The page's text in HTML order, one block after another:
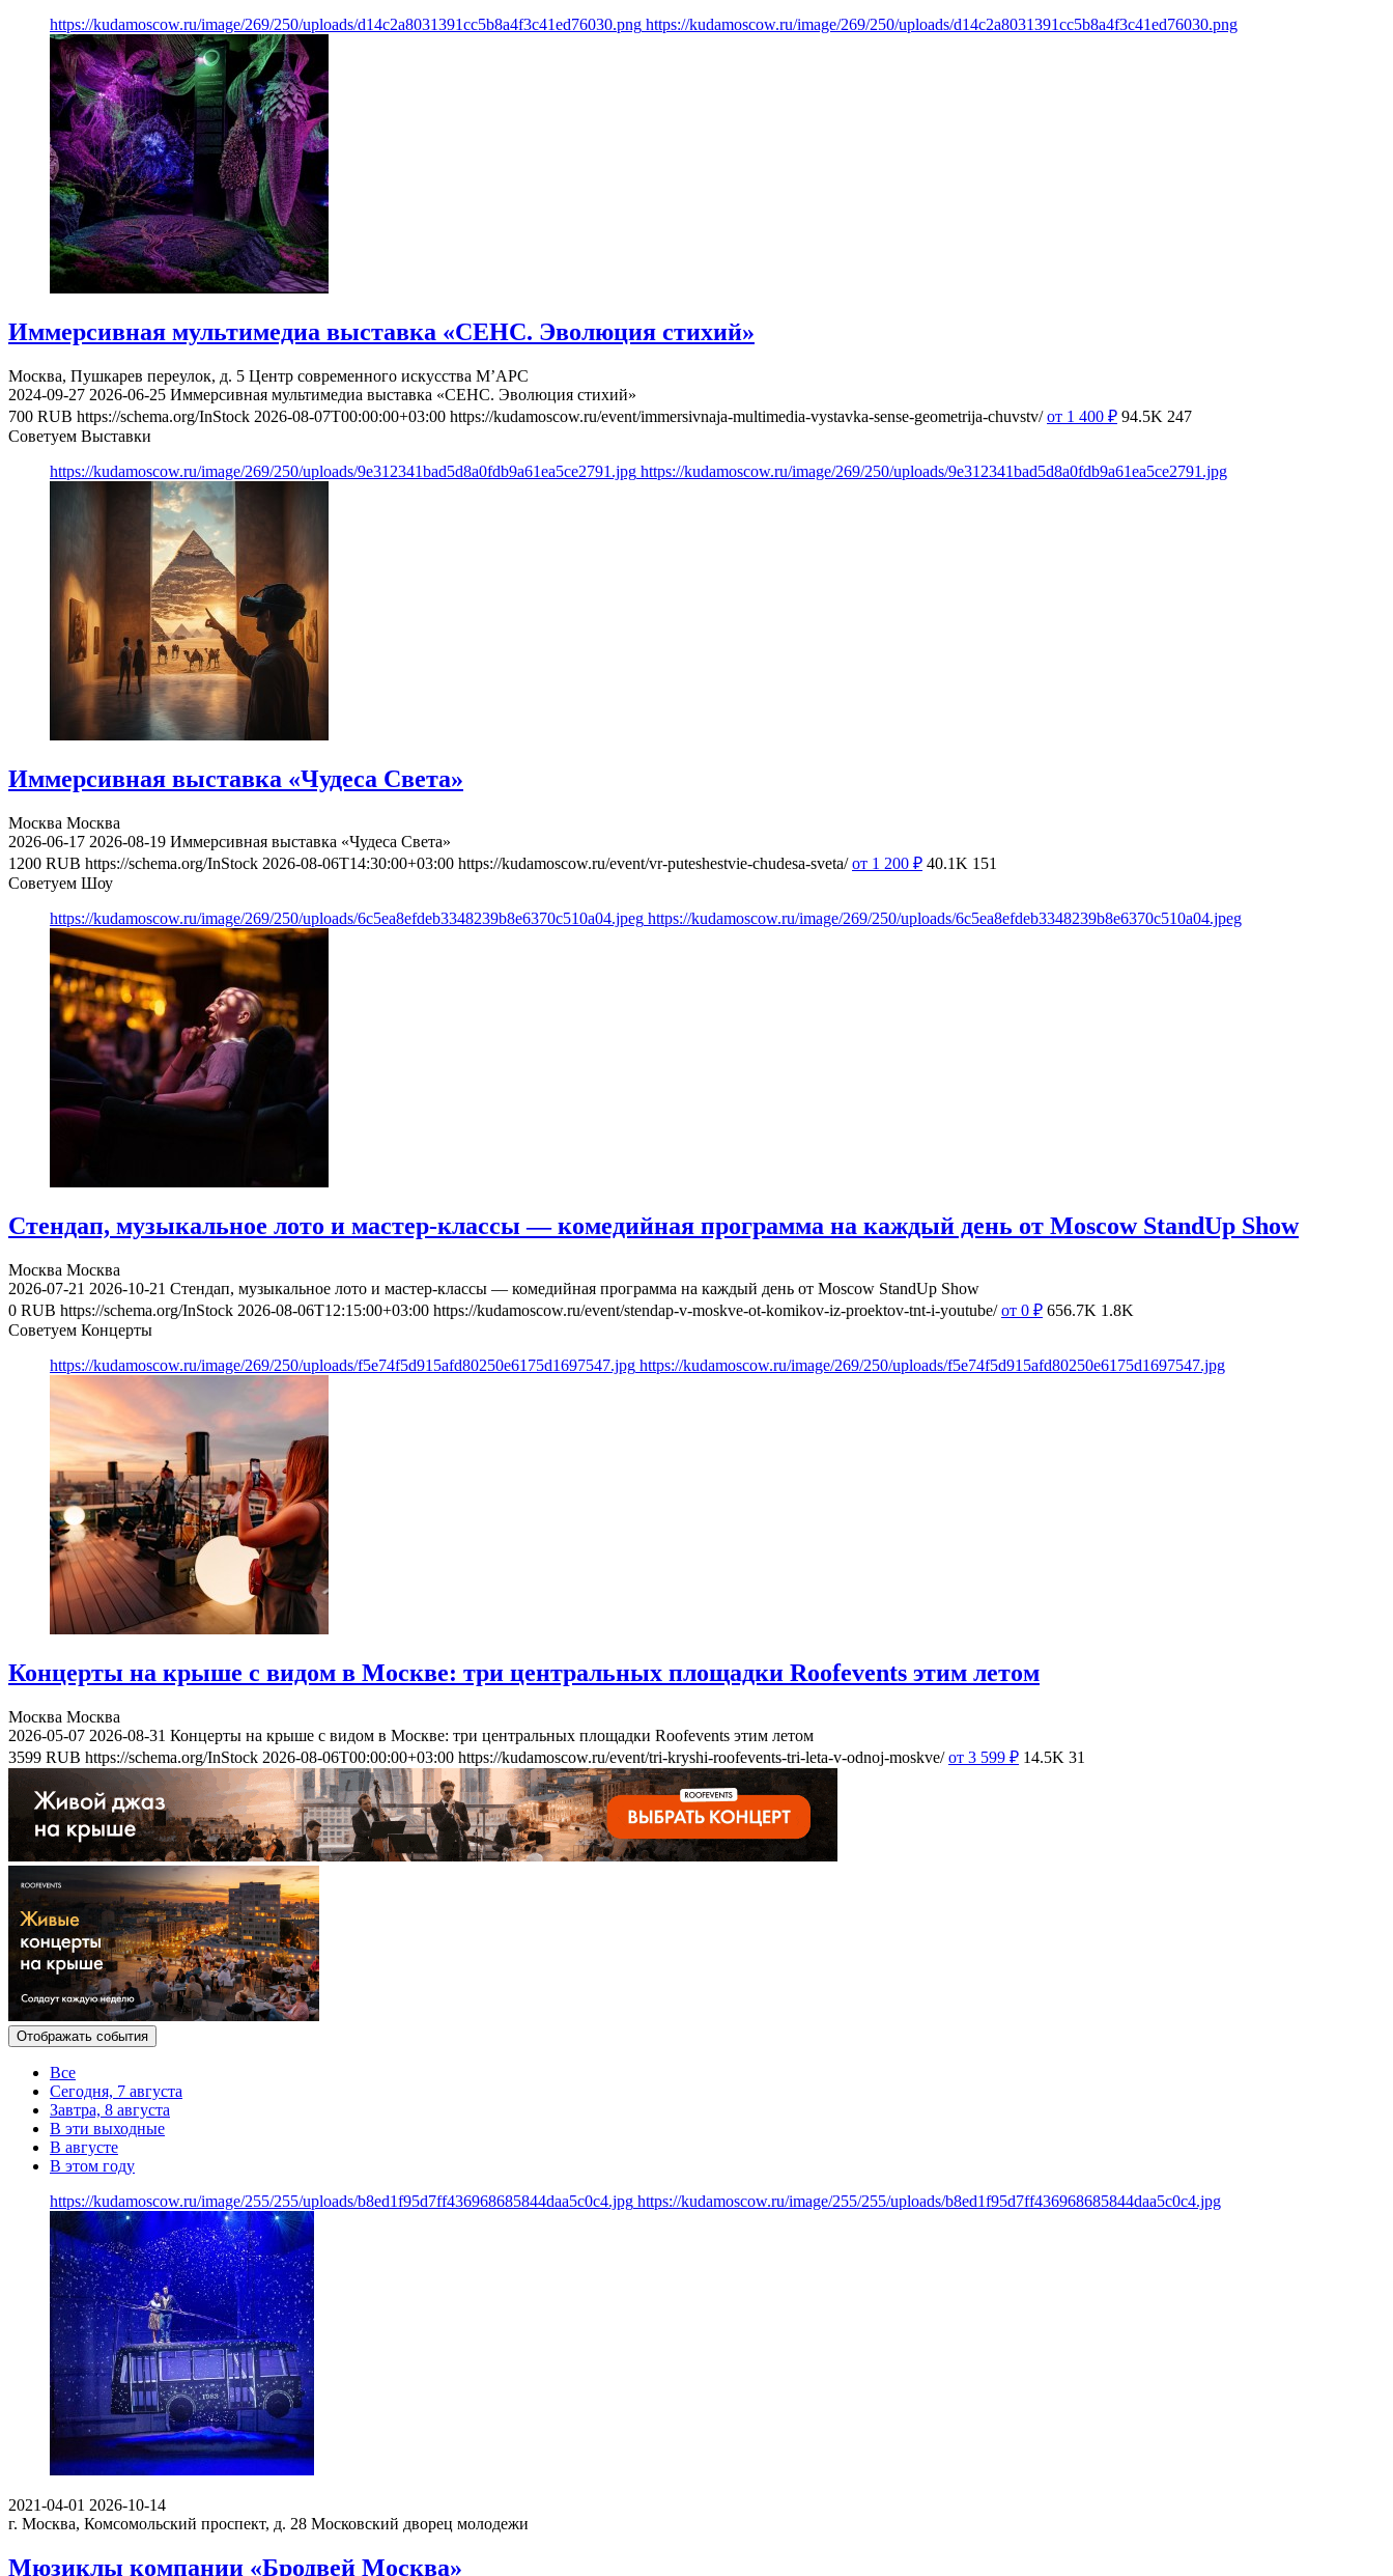
https://kudamoscow.ru/image/269/250/uploads/d14c2a8031391cc5b8a4f3c41ed76030.png https://kudamoscow.ru/image/269/250/uploads/d14c2a8031391cc5b8a4f3c41ed76030.png
Иммерсивная мультимедиа выставка «СЕНС. Эволюция стихий»
Москва, Пушкарев переулок, д. 5 Центр современного искусства М’АРС
2024-09-27 2026-06-25 Иммерсивная мультимедиа выставка «СЕНС. Эволюция стихий»
700 RUB https://schema.org/InStock 2026-08-07T00:00:00+03:00 https://kudamoscow.ru/event/immersivnaja-multimedia-vystavka-sense-geometrija-chuvstv/ от 1 400 ₽ 94.5K 247
Советуем Выставки
https://kudamoscow.ru/image/269/250/uploads/9e312341bad5d8a0fdb9a61ea5ce2791.jpg https://kudamoscow.ru/image/269/250/uploads/9e312341bad5d8a0fdb9a61ea5ce2791.jpg
Иммерсивная выставка «Чудеса Света»
Москва Москва
2026-06-17 2026-08-19 Иммерсивная выставка «Чудеса Света»
1200 RUB https://schema.org/InStock 2026-08-06T14:30:00+03:00 https://kudamoscow.ru/event/vr-puteshestvie-chudesa-sveta/ от 1 200 ₽ 40.1K 151
Советуем Шоу
https://kudamoscow.ru/image/269/250/uploads/6c5ea8efdeb3348239b8e6370c510a04.jpeg https://kudamoscow.ru/image/269/250/uploads/6c5ea8efdeb3348239b8e6370c510a04.jpeg
Стендап, музыкальное лото и мастер-классы — комедийная программа на каждый день от Moscow StandUp Show
Москва Москва
2026-07-21 2026-10-21 Стендап, музыкальное лото и мастер-классы — комедийная программа на каждый день от Moscow StandUp Show
0 RUB https://schema.org/InStock 2026-08-06T12:15:00+03:00 https://kudamoscow.ru/event/stendap-v-moskve-ot-komikov-iz-proektov-tnt-i-youtube/ от 0 ₽ 656.7K 1.8K
Советуем Концерты
https://kudamoscow.ru/image/269/250/uploads/f5e74f5d915afd80250e6175d1697547.jpg https://kudamoscow.ru/image/269/250/uploads/f5e74f5d915afd80250e6175d1697547.jpg
Концерты на крыше с видом в Москве: три центральных площадки Roofevents этим летом
Москва Москва
2026-05-07 2026-08-31 Концерты на крыше с видом в Москве: три центральных площадки Roofevents этим летом
3599 RUB https://schema.org/InStock 2026-08-06T00:00:00+03:00 https://kudamoscow.ru/event/tri-kryshi-roofevents-tri-leta-v-odnoj-moskve/ от 3 599 ₽ 14.5K 31
Отображать события
Все
Сегодня, 7 августа
Завтра, 8 августа
В эти выходные
В августе
В этом году
https://kudamoscow.ru/image/255/255/uploads/b8ed1f95d7ff436968685844daa5c0c4.jpg https://kudamoscow.ru/image/255/255/uploads/b8ed1f95d7ff436968685844daa5c0c4.jpg
2021-04-01 2026-10-14
г. Москва, Комсомольский проспект, д. 28 Московский дворец молодежи
Мюзиклы компании «Бродвей Москва»